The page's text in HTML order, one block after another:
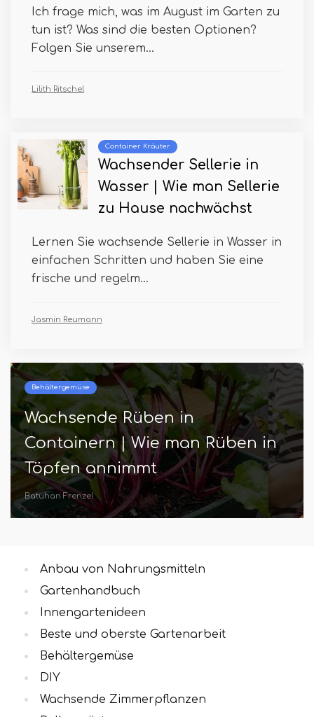
Ich frage mich, was im August im Garten zu
tun ist? Was sind die besten Optionen?
Folgen Sie unserem...
Lilith Ritschel
Container Kräuter
Wachsender Sellerie in
Wasser | Wie man Sellerie
zu Hause nachwächst
Lernen Sie wachsende Sellerie in Wasser in
einfachen Schritten und haben Sie eine
frische und regelm...
Jasmin Reumann
Behältergemüse
Wachsende Rüben in
Containern | Wie man Rüben in
Töpfen annimmt
Batuhan Frenzel
Anbau von Nahrungsmitteln
Gartenhandbuch
Innengartenideen
Beste und oberste Gartenarbeit
Behältergemüse
DIY
Wachsende Zimmerpflanzen